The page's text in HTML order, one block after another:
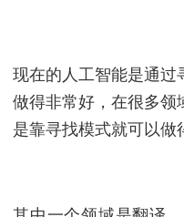
现在的人工智能是通过
做得非常好，在很多领
是靠寻找模式就可以做